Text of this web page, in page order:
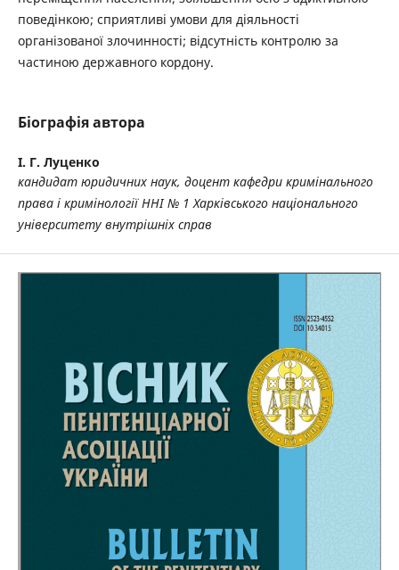
поведінкою; сприятливі умови для діяльності
організованої злочинності; відсутність контролю за
частиною державного кордону.
Біографія автора
І. Г. Луценко
кандидат юридичних наук, доцент кафедри кримінального
права і кримінології ННІ № 1 Харківського національного
університету внутрішніх справ